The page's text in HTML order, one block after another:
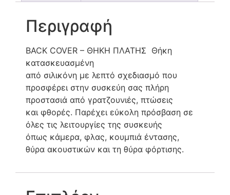
Περιγραφή
BACK COVER – ΘΗΚΗ ΠΛΑΤΗΣ Θήκη
κατασκευασμένη
από σιλικόνη με λεπτό σχεδιασμό που
προσφέρει στην συσκεύη σας πλήρη
προστασιά από γρατζουνιές, πτώσεις
και φθορές. Παρέχει εύκολη πρόσβαση σε
όλες τις λειτουργίες της συσκευής
όπως κάμερα, φλας, κουμπιά έντασης,
θύρα ακουστικών και τη θύρα φόρτισης.